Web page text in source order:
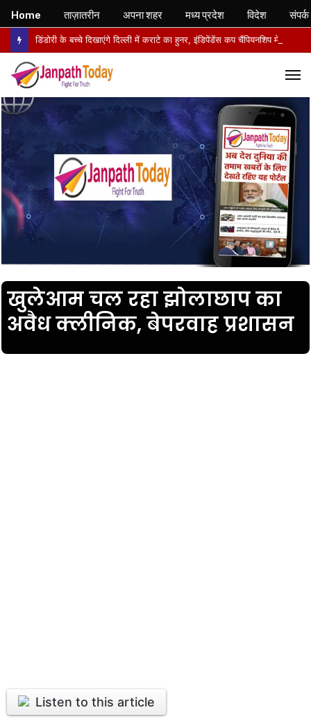
खुलेआम चल रहा झोलाछाप का
अवैध क्लीनिक, बेपरवाह प्रशासन
Listen to this article
Home ताज़ातरीन अपना शहर मध्य प्रदेश विदेश संपर्क